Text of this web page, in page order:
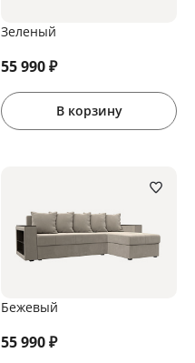
Зеленый
55 990₽
В корзину
Бежевый
55 990₽